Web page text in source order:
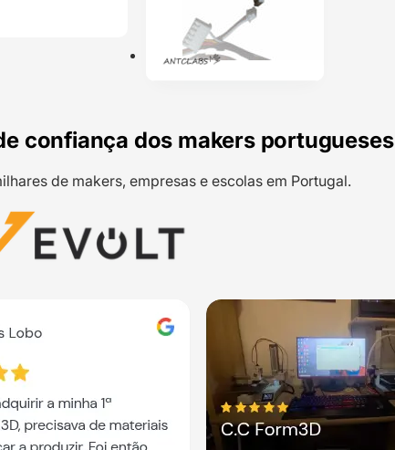
confiança dos makers portugueses
de makers, empresas e escolas em Portugal.